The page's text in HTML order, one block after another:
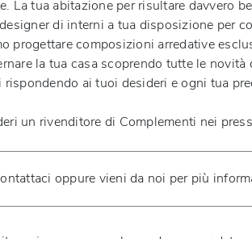
La tua abitazione per risultare davvero
di interni a tua disposizione per
progettare composizioni arredative
la tua casa scoprendo tutte le
rispondendo ai tuoi desideri e ogni tua
un rivenditore di Complementi nei
oppure vieni da noi per più